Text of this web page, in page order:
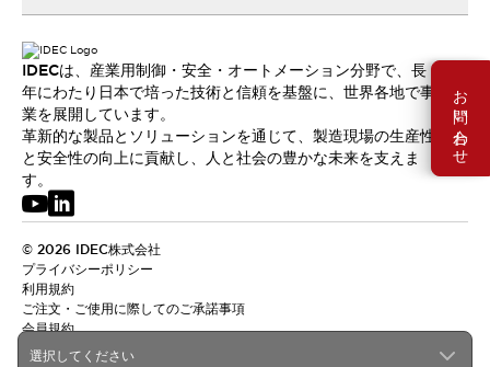
お問い合わせ
選択してください
IDECは、産業用制御・安全・オートメーション分野で、長
年にわたり日本で培った技術と信頼を基盤に、世界各地で事
業を展開しています。
革新的な製品とソリューションを通じて、製造現場の生産性
と安全性の向上に貢献し、人と社会の豊かな未来を支えま
す。
© 2026 IDEC株式会社
プライバシーポリシー
利用規約
ご注文・ご使用に際してのご承諾事項
会員規約